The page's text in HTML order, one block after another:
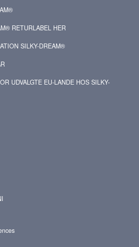
RETURLABEL HER
SILKY-DREAM®
UDVALGTE EU-LANDE HOS SILKY-